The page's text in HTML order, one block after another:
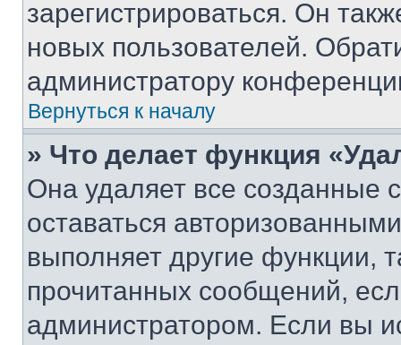
зарегистрироваться. Он
новых пользователей.
администратору
Вернуться к началу
» Что делает функция
Она удаляет все созданные
оставаться
выполняет другие функции,
прочитанных сообщений,
администратором. Если вы